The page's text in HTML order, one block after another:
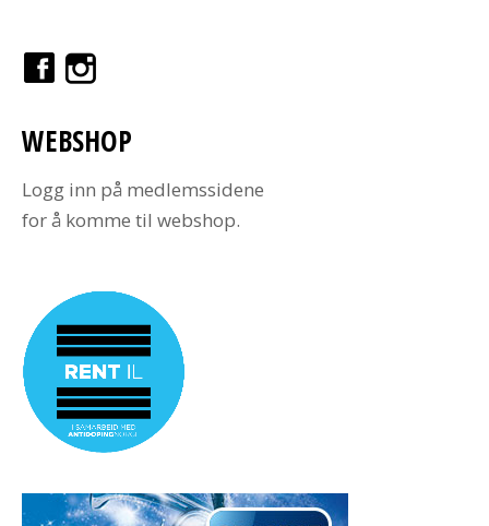
WEBSHOP
Logg inn på medlemssidene
for å komme til webshop.